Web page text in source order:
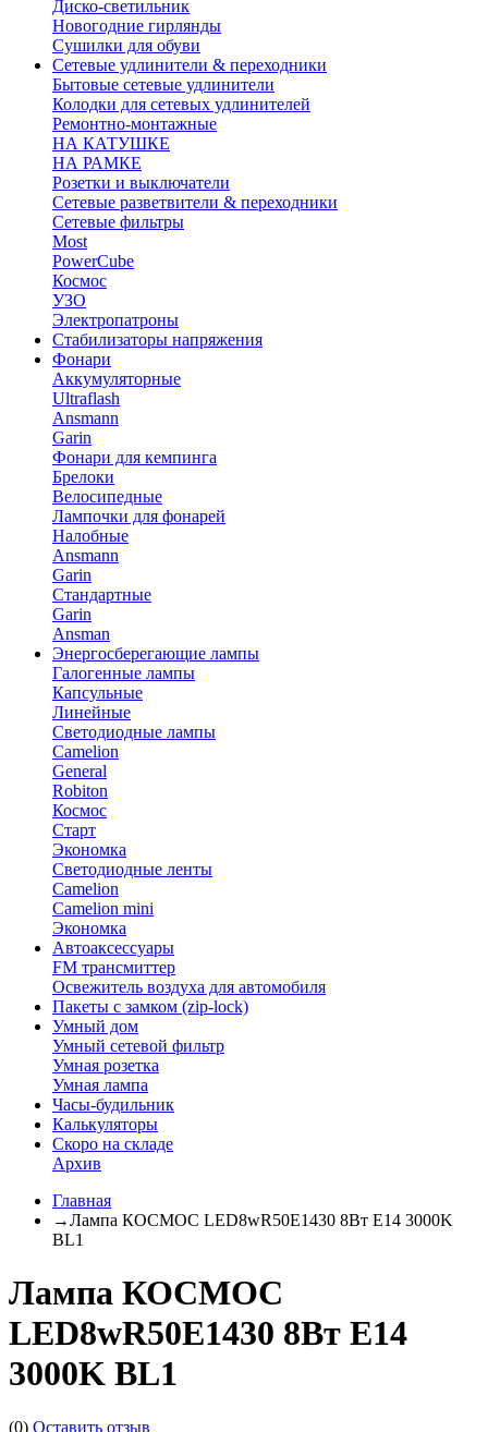
Диско-светильник
Новогодние гирлянды
Сушилки для обуви
Сетевые удлинители & переходники
Бытовые сетевые удлинители
Колодки для сетевых удлинителей
Ремонтно-монтажные
НА КАТУШКЕ
НА РАМКЕ
Розетки и выключатели
Сетевые разветвители & переходники
Сетевые фильтры
Most
PowerCube
Космос
УЗО
Электропатроны
Стабилизаторы напряжения
Фонари
Аккумуляторные
Ultraflash
Ansmann
Garin
Фонари для кемпинга
Брелоки
Велосипедные
Лампочки для фонарей
Налобные
Ansmann
Garin
Стандартные
Garin
Ansman
Энергосберегающие лампы
Галогенные лампы
Капсульные
Линейные
Светодиодные лампы
Camelion
General
Robiton
Космос
Старт
Экономка
Светодиодные ленты
Camelion
Camelion mini
Экономка
Автоаксессуары
FM трансмиттер
Освежитель воздуха для автомобиля
Пакеты с замком (zip-lock)
Умный дом
Умный сетевой фильтр
Умная розетка
Умная лампа
Часы-будильник
Калькуляторы
Скоро на складе
Архив
Главная
→Лампа КОСМОС LED8wR50E1430 8Вт Е14 3000K
BL1
Лампа КОСМОС
LED8wR50E1430 8Вт Е14
3000K BL1
(0) Оставить отзыв